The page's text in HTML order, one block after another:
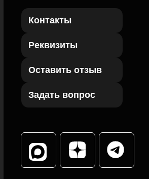
Нажимая кнопку, я даю Согласие на обработку моих
персональных данных
обработки персональных данных
Нажимая кнопку, я даю
Согласие на получение мной
информационно-рекламных рассылок
Подписаться
и информационную рассылку
Согласие на обработку
и использование Cookies